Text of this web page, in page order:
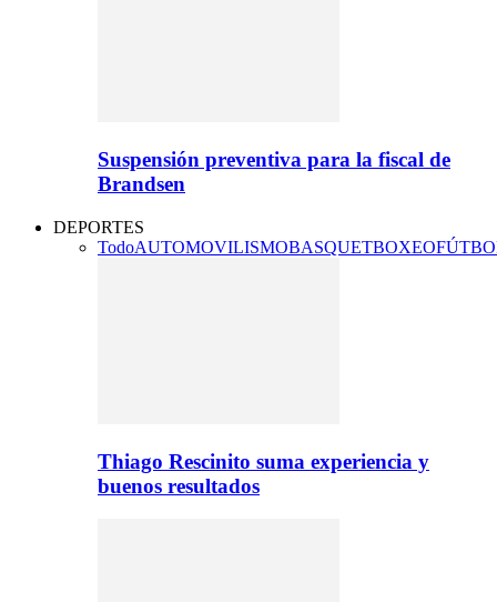
Suspensión preventiva para la fiscal de
Brandsen
DEPORTES
TodoAUTOMOVILISMOBASQUETBOXEO
Thiago Rescinito suma experiencia y
buenos resultados